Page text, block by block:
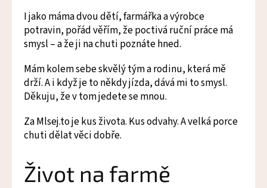
I jako máma dvou dětí, farmářka a výrobce
potravin, pořád věřím, že poctivá ruční práce má
smysl – a že ji na chuti poznáte hned.
Mám kolem sebe skvělý tým a rodinu, která mě
drží. A i když je to někdy jízda, dává mi to smysl.
Děkuju, že v tom jedete se mnou.
Za Mlsej.to je kus života. Kus odvahy. A velká porce
chuti dělat věci dobře.
Život na farmě